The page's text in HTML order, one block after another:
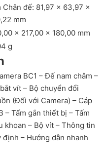
Chân đế: 81,97 x 63,97 x
mm
x 217,00 x 180,00 mm
g
BC1 – Đế nam châm –
vít – Bộ chuyển đổi
(Đối với Camera) – Cáp
– Tấm gắn thiết bị – Tấm
khoan – Bộ vít – Thông tin
định – Hướng dẫn nhanh